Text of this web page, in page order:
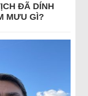
ĐÃ DÍNH
MƯU GÌ?